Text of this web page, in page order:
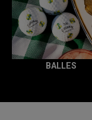
BALLES